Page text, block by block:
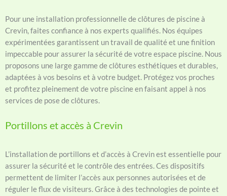
Pour une installation professionnelle de clôtures de piscine à
Crevin, faites confiance à nos experts qualifiés. Nos équipes
expérimentées garantissent un travail de qualité et une finition
impeccable pour assurer la sécurité de votre espace piscine. Nous
proposons une large gamme de clôtures esthétiques et durables,
adaptées à vos besoins et à votre budget. Protégez vos proches
et profitez pleinement de votre piscine en faisant appel à nos
services de pose de clôtures.
Portillons et accès à Crevin
L’installation de portillons et d’accès à Crevin est essentielle pour
assurer la sécurité et le contrôle des entrées. Ces dispositifs
permettent de limiter l’accès aux personnes autorisées et de
réguler le flux de visiteurs. Grâce à des technologies de pointe et